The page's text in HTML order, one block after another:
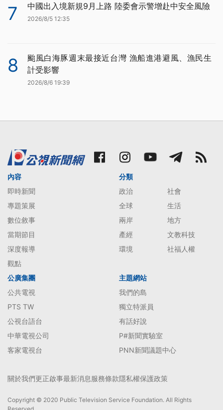
7 中國出入境新規9月上路 陸委會示警增赴中安全風險
2026/8/5 12:35
8
颱風白海豚週末最接近台灣 漁船進港避風、漁民生
計受影響
2026/8/6 19:39
內容
即時新聞
專題策展
數位敘事
當期節目
深度報導
觀點
分類
政治
社會
全球
生活
兩岸
地方
產經
文教科技
環境
社福人權
公廣集團
公共電視
PTS TW
公視台語台
中華電視公司
客家電視台
主題網站
我們的島
獨立特派員
有話好說
P#新聞實驗室
PNN新聞議題中心
關於我們更正啟事最新消息服務條款隱私權保護政策
Copyright © 2020 Public Television Service Foundation. All Rights